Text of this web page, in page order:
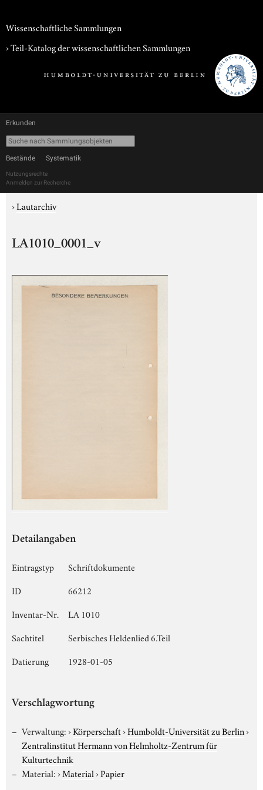
Wissenschaftliche Sammlungen
› Teil-Katalog der wissenschaftlichen Sammlungen
Erkunden
Bestände Systematik
Nutzungsrechte
Anmelden zur Recherche
›Lautarchiv
LA1010_0001_v
Detailangaben
Eintragstyp
Schriftdokumente
ID
66212
Inventar-Nr.
LA 1010
Sachtitel
Serbisches Heldenlied 6.Teil
Datierung
1928-01-05
Verschlagwortung
Verwaltung:›Körperschaft›Humboldt-Universität zu Berlin›
Zentralinstitut Hermann von Helmholtz-Zentrum für
Kulturtechnik
Material:›Material›Papier